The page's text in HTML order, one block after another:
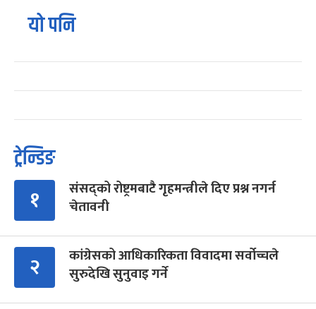
यो पनि
ट्रेन्डिङ
१
संसद्को रोष्ट्रमबाटै गृहमन्त्रीले दिए प्रश्न नगर्न
चेतावनी
२
कांग्रेसको आधिकारिकता विवादमा सर्वोच्चले
सुरुदेखि सुनुवाइ गर्ने